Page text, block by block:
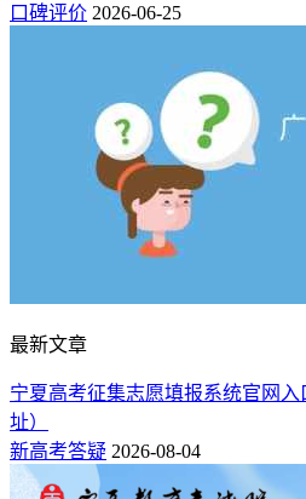
口碑评价 2026-06-25
最新文章
宁夏高考征集志愿填报系统官网
址）
新高考答疑 2026-08-04